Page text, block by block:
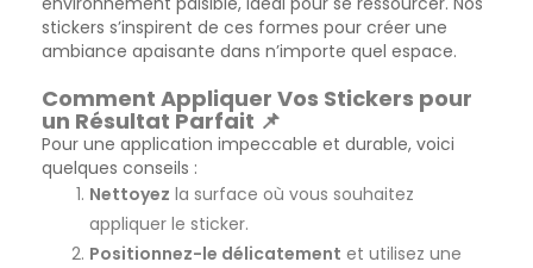
stickers s’inspirent de ces formes pour créer une
ambiance apaisante dans n’importe quel espace.
Comment Appliquer Vos Stickers pour
un Résultat Parfait 📌
Pour une application impeccable et durable, voici
quelques conseils :
Nettoyez la surface où vous souhaitez
appliquer le sticker.
Positionnez-le délicatement et utilisez une